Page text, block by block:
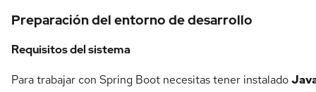
Preparación del entorno de desarrollo
Requisitos del sistema
Para trabajar con Spring Boot necesitas tener instalado